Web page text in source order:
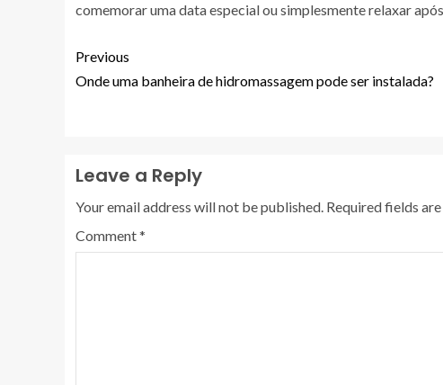
comemorar uma data especial ou simplesmente relaxar
Previous
Onde uma banheira de hidromassagem pode ser instalada?
Leave a Reply
Your email address will not be published. Required fields
Comment*